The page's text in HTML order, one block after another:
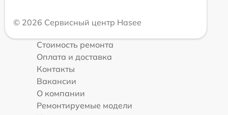
© 2026 Сервисный центр Hasee
Стоимость ремонта
Оплата и доставка
Контакты
Вакансии
О компании
Ремонтируемые модели